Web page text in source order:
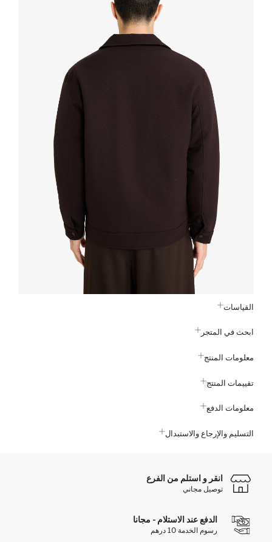
القياسات
ابحث في المتجر
معلومات المنتج
تقييمات المنتج
معلومات الدفع
التسليم والإرجاع والاستبدال
انقر و استلم من الفرع
توصيل مجاني
الدفع عند الاستلام - مجانا
رسوم الخدمة 10 درهم